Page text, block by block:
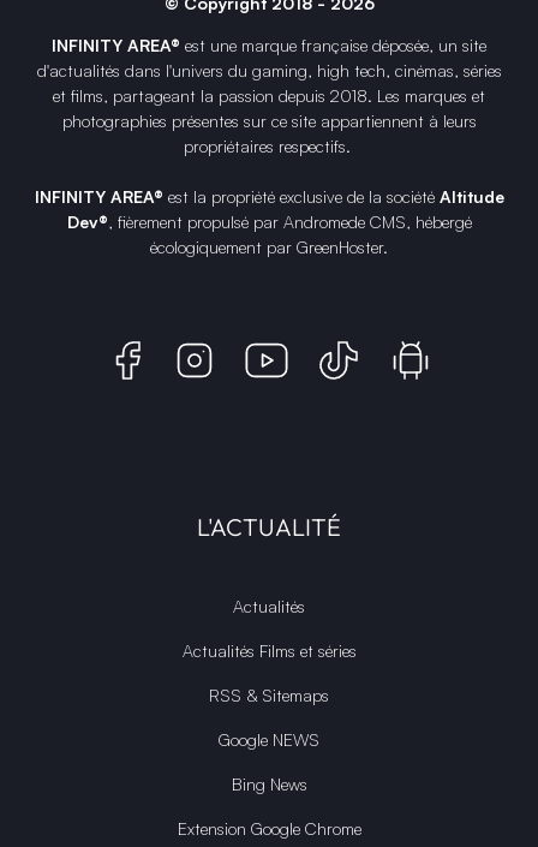
INFINITY AREA® est une marque française déposée, un site
d'actualités dans l'univers du gaming, high tech, cinémas, séries
et films, partageant la passion depuis 2018. Les marques et
photographies présentes sur ce site appartiennent à leurs
propriétaires respectifs.
INFINITY AREA® est la propriété exclusive de la société Altitude
Dev®, fièrement propulsé par Andromede CMS, hébergé
écologiquement par GreenHoster.
L'ACTUALITÉ
Actualités
Actualités Films et séries
RSS & Sitemaps
Google NEWS
Bing News
Extension Google Chrome